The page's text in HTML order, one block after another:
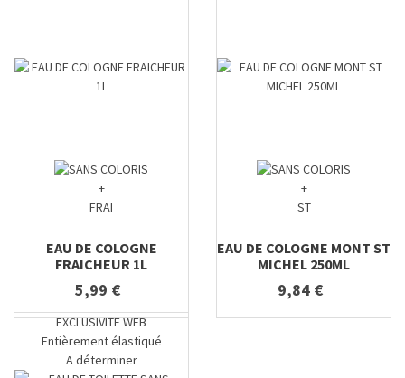
+
FRAI
EAU DE COLOGNE
FRAICHEUR 1L
5,99 €
+
ST
EAU DE COLOGNE MONT ST
MICHEL 250ML
9,84 €
EXCLUSIVITE WEB
Entièrement élastiqué
A déterminer